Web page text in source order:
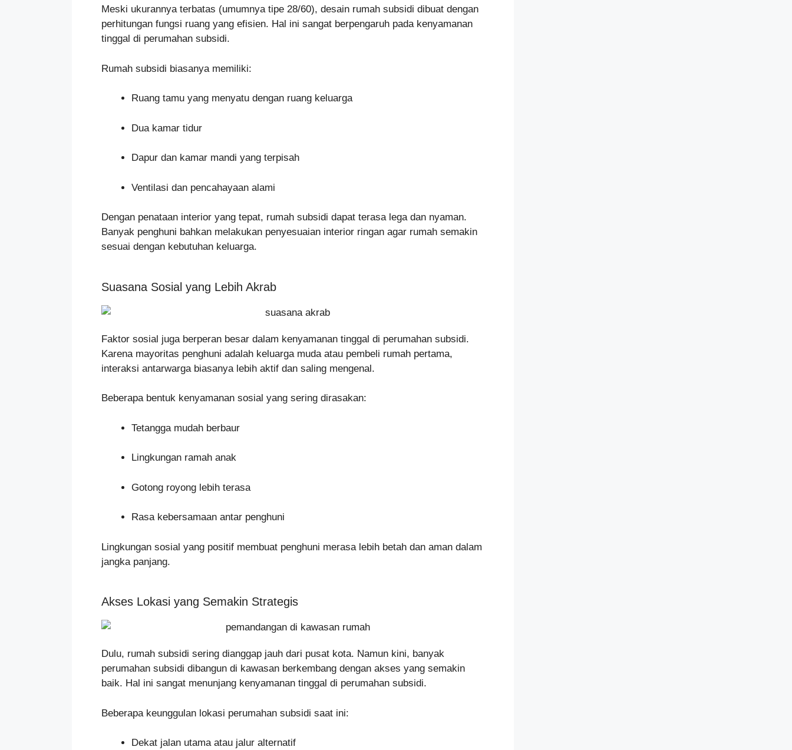
Meski ukurannya terbatas (umumnya tipe 28/60), desain rumah subsidi dibuat dengan
perhitungan fungsi ruang yang efisien. Hal ini sangat berpengaruh pada kenyamanan
tinggal di perumahan subsidi.
Rumah subsidi biasanya memiliki:
Ruang tamu yang menyatu dengan ruang keluarga
Dua kamar tidur
Dapur dan kamar mandi yang terpisah
Ventilasi dan pencahayaan alami
Dengan penataan interior yang tepat, rumah subsidi dapat terasa lega dan nyaman.
Banyak penghuni bahkan melakukan penyesuaian interior ringan agar rumah semakin
sesuai dengan kebutuhan keluarga.
Suasana Sosial yang Lebih Akrab
Faktor sosial juga berperan besar dalam kenyamanan tinggal di perumahan subsidi.
Karena mayoritas penghuni adalah keluarga muda atau pembeli rumah pertama,
interaksi antarwarga biasanya lebih aktif dan saling mengenal.
Beberapa bentuk kenyamanan sosial yang sering dirasakan:
Tetangga mudah berbaur
Lingkungan ramah anak
Gotong royong lebih terasa
Rasa kebersamaan antar penghuni
Lingkungan sosial yang positif membuat penghuni merasa lebih betah dan aman dalam
jangka panjang.
Akses Lokasi yang Semakin Strategis
Dulu, rumah subsidi sering dianggap jauh dari pusat kota. Namun kini, banyak
perumahan subsidi dibangun di kawasan berkembang dengan akses yang semakin
baik. Hal ini sangat menunjang kenyamanan tinggal di perumahan subsidi.
Beberapa keunggulan lokasi perumahan subsidi saat ini:
Dekat jalan utama atau jalur alternatif